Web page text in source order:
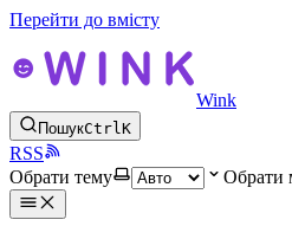
Перейти до вмісту
Wink
ПошукCtrlK
RSS
Обрати тему
Обрати